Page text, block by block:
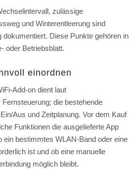
zulässige
und Winterentleerung sind
dokumentiert. Diese Punkte gehören in
oder Betriebsblatt.
einordnen
Add-on dient laut
die bestehende
Aus und Zeitplanung. Vor dem Kauf
Funktionen die ausgelieferte App
ein bestimmtes WLAN-Band oder eine
ist und ob eine manuelle
möglich bleibt.